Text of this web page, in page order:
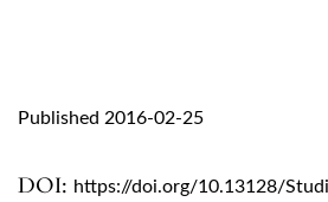
DOI: https://doi.org/10.13128/
Published 2016-02-25